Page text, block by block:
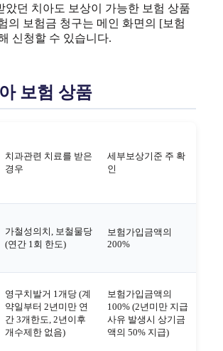
았던 치아도 보상이 가능한 보험 상품
의 보험금 청구는 메인 화면의 [보험
신청할 수 있습니다.
보험 상품
치과관련 치료를 받은
경우
세부보상기준 주 확
인
가철성의치, 보철물당
(연간 1회 한도)
보험가입금액의
200%
영구치발거 1개당 (계
약일부터 2년미만 연
간 3개한도, 2년이후
개수제한 없음)
보험가입금액의
100% (2년미만 지급
사유 발생시 상기금
액의 50% 지급)